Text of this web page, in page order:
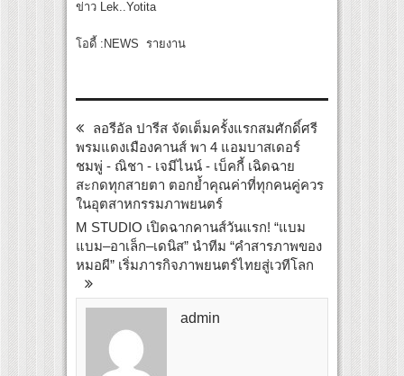
ข่าว Lek..Yotita
โอดี้ :NEWS รายงาน
ลอรีอัล ปารีส จัดเต็มครั้งแรกสมศักดิ์ศรี
พรมแดงเมืองคานส์ พา 4 แอมบาสเดอร์
ชมพู่ - ณิชา - เจมีไนน์ - เบ็คกี้ เฉิดฉาย
สะกดทุกสายตา ตอกย้ำคุณค่าที่ทุกคนคู่ควร
ในอุตสาหกรรมภาพยนตร์
M STUDIO เปิดฉากคานส์วันแรก! “แบม
แบม–อาเล็ก–เดนิส” นำทีม “คำสารภาพของ
หมอผี” เริ่มภารกิจภาพยนตร์ไทยสู่เวทีโลก
admin